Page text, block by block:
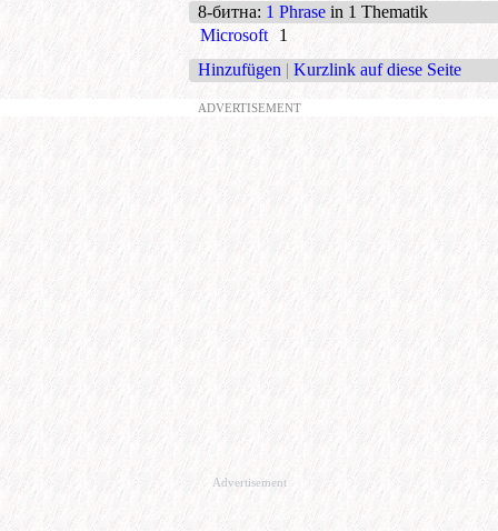
8-битна: 1 Phrase in 1 Thematik
Microsoft
1
Hinzufügen | Kurzlink auf diese Seite
ADVERTISEMENT
Advertisement